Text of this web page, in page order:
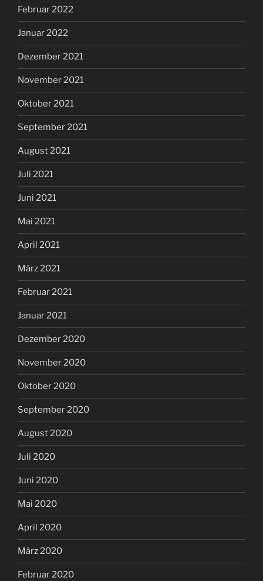
Februar 2022
Januar 2022
Dezember 2021
November 2021
Oktober 2021
September 2021
August 2021
Juli 2021
Juni 2021
Mai 2021
April 2021
März 2021
Februar 2021
Januar 2021
Dezember 2020
November 2020
Oktober 2020
September 2020
August 2020
Juli 2020
Juni 2020
Mai 2020
April 2020
März 2020
Februar 2020